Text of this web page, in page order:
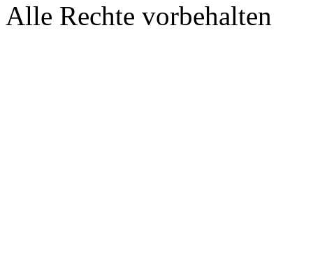
Alle Rechte vorbehalten